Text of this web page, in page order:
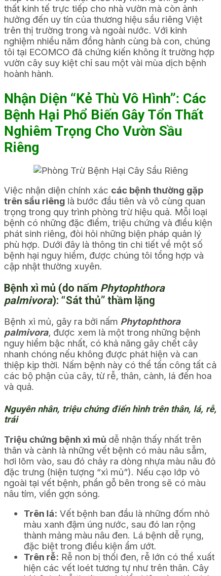
thất kinh tế trực tiếp cho nhà vườn mà còn ảnh
hưởng đến uy tín của thương hiệu sầu riêng Việt
trên thị trường trong và ngoài nước. Với kinh
nghiệm nhiều năm đồng hành cùng bà con, chúng
tôi tại ECOMCO đã chứng kiến không ít trường hợp
vườn cây suy kiệt chỉ sau một vài mùa dịch bệnh
hoành hành.
Nhận Diện “Kẻ Thù Vô Hình”: Các
Bệnh Hại Phổ Biến Gây Tổn Thất
Nghiêm Trọng Cho Vườn Sầu
Riêng
Việc nhận diện chính xác các bệnh thường gặp
trên sầu riêng là bước đầu tiên và vô cùng quan
trọng trong quy trình phòng trừ hiệu quả. Mỗi loại
bệnh có những đặc điểm, triệu chứng và điều kiện
phát sinh riêng, đòi hỏi những biện pháp quản lý
phù hợp. Dưới đây là thông tin chi tiết về một số
bệnh hại nguy hiểm, được chúng tôi tổng hợp và
cập nhật thường xuyên.
Bệnh xì mủ (do nấm Phytophthora
palmivora): “Sát thủ” thầm lặng
Bệnh xì mủ, gây ra bởi nấm Phytophthora
palmivora, được xem là một trong những bệnh
nguy hiểm bậc nhất, có khả năng gây chết cây
nhanh chóng nếu không được phát hiện và can
thiệp kịp thời. Nấm bệnh này có thể tấn công tất cả
các bộ phận của cây, từ rễ, thân, cành, lá đến hoa
và quả.
Nguyên nhân, triệu chứng điển hình trên thân, lá, rễ,
trái
Triệu chứng bệnh xì mủ dễ nhận thấy nhất trên
thân và cành là những vết bệnh có màu nâu sẫm,
hơi lõm vào, sau đó chảy ra dòng nhựa màu nâu đỏ
đặc trưng (hiện tượng “xì mủ”). Nếu cạo lớp vỏ
ngoài tại vết bệnh, phần gỗ bên trong sẽ có màu
nâu tím, viền gợn sóng.
Trên lá: Vết bệnh ban đầu là những đốm nhỏ
màu xanh đậm úng nước, sau đó lan rộng
thành mảng màu nâu đen. Lá bệnh dễ rụng,
đặc biệt trong điều kiện ẩm ướt.
Trên rễ: Rễ non bị thối đen, rễ lớn có thể xuất
hiện các vết loét tương tự như trên thân. Cây